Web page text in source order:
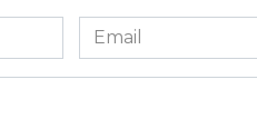
Email
*